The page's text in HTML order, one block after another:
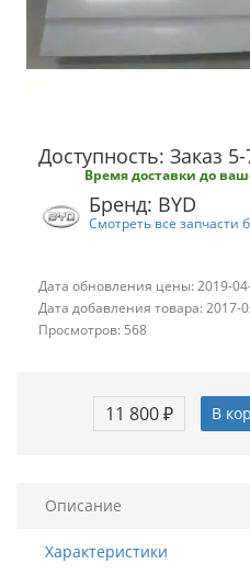
Доступность: Заказ
Время доставки до
Бренд: BYD
Смотреть все запчасти
Дата обновления цены: 2019-
Дата добавления товара: 2017-
Просмотров: 568
11 800 ₽ В
Описание
Характеристики